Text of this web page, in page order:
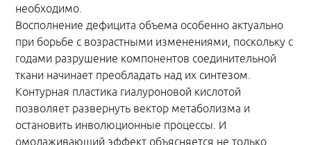
необходимо.
Восполнение дефицита объема особенно актуально
при борьбе с возрастными изменениями, поскольку с
годами разрушение компонентов соединительной
ткани начинает преобладать над их синтезом.
Контурная пластика гиалуроновой кислотой
позволяет развернуть вектор метаболизма и
остановить инволюционные процессы. И
омолаживающий эффект объясняется не только